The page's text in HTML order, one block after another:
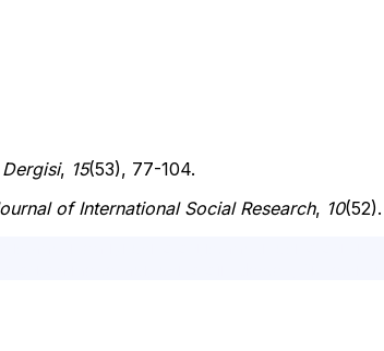
, 15(53), 77-104.
of International Social Research, 10(52).